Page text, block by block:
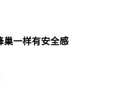
巢一样有安全感